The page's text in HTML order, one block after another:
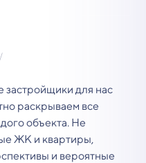
застройщики для нас
раскрываем все
объекта. Не
ЖК и квартиры,
и вероятные